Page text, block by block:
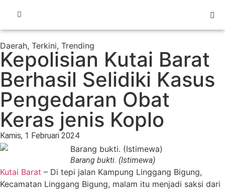
Daerah, Terkini, Trending
Kepolisian Kutai Barat
Berhasil Selidiki Kasus
Pengedaran Obat
Keras jenis Koplo
Kamis, 1 Februari 2024
Barang bukti. (Istimewa)
Kutai Barat – Di tepi jalan Kampung Linggang Bigung,
Kecamatan Linggang Bigung, malam itu menjadi saksi dari